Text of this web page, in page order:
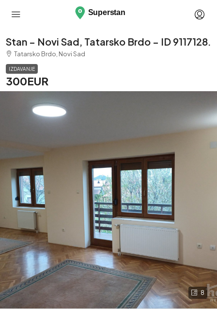
Stan – Novi Sad, Tatarsko Brdo – ID 9117128.
Tatarsko Brdo, Novi Sad
IZDAVANJE
300EUR
8